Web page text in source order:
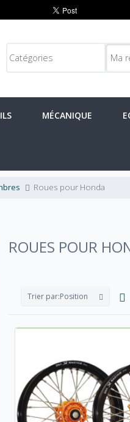
MÉCANIQUE
Roues pour Honda
ROUES POUR
Trier par:Position